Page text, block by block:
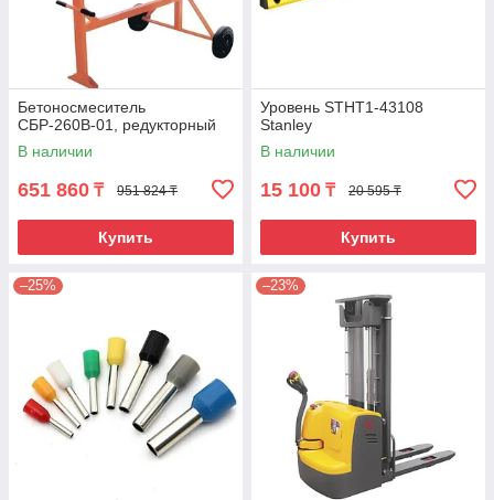
Бетоносмеситель
СБР-260В-01, редукторный
В наличии
651 860 ₸ 951 824 ₸
Купить
Уровень STHT1-43108
Stanley
В наличии
15 100 ₸ 20 595 ₸
Купить
–25% –23%